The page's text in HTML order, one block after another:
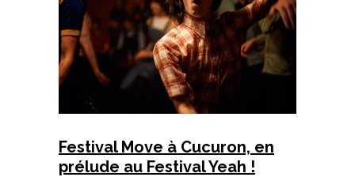
Festival Move à Cucuron, en
prélude au Festival Yeah !